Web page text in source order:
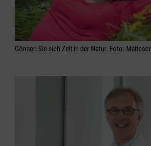
Gönnen Sie sich Zeit in der Natur. Foto: Malteser